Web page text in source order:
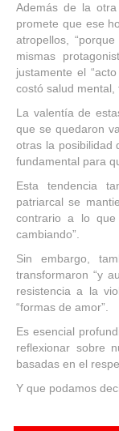
Además de la
promete que ese
atropellos,
mismas
justamente el
costó salud mental,
La valentía de
que se quedaron
otras la posibilidad
fundamental para
Esta tendencia
patriarcal se
contrario a lo
cambiando”.
Sin embargo,
transformaron “y
resistencia a la
“formas de amor”.
Es esencial
reflexionar sobre
basadas en el
Y que podamos